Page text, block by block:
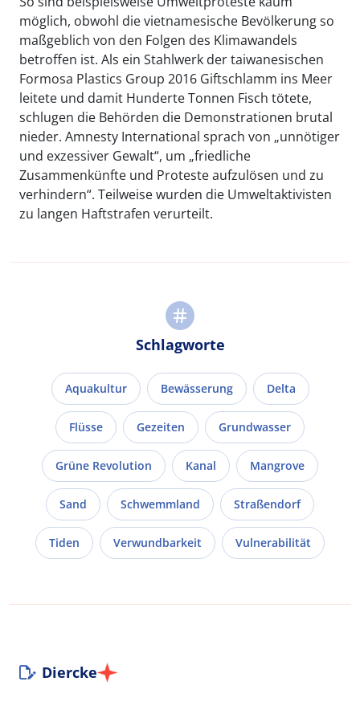
möglich, obwohl die vietnamesische Bevölkerung so
maßgeblich von den Folgen des Klimawandels
betroffen ist. Als ein Stahlwerk der taiwanesischen
Formosa Plastics Group 2016 Giftschlamm ins Meer
leitete und damit Hunderte Tonnen Fisch tötete,
schlugen die Behörden die Demonstrationen brutal
nieder. Amnesty International sprach von „unnötiger
und exzessiver Gewalt“, um „friedliche
Zusammenkünfte und Proteste aufzulösen und zu
verhindern“. Teilweise wurden die Umweltaktivisten
zu langen Haftstrafen verurteilt.
Schlagworte
Aquakultur Bewässerung Delta
Flüsse Gezeiten Grundwasser
Grüne Revolution Kanal Mangrove
Sand Schwemmland Straßendorf
Tiden Verwundbarkeit Vulnerabilität
Diercke